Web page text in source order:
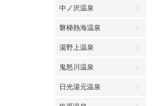
中ノ沢温泉
磐梯熱海温泉
湯野上温泉
鬼怒川温泉
日光湯元温泉